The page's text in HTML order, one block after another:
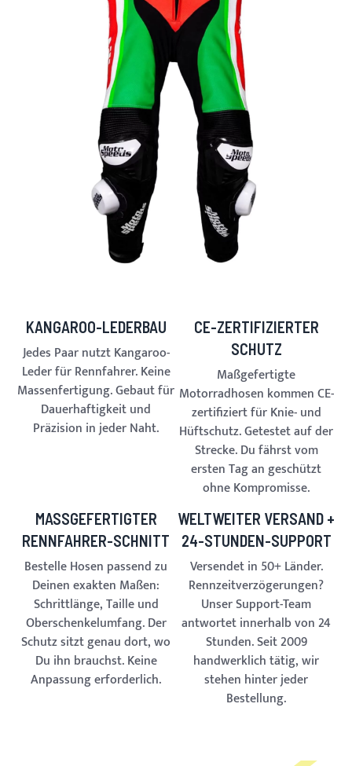
KANGAROO-LEDERBAU
Jedes Paar nutzt Kangaroo-
Leder für Rennfahrer. Keine
Massenfertigung. Gebaut für
Dauerhaftigkeit und
Präzision in jeder Naht.
CE-ZERTIFIZIERTER
SCHUTZ
Maßgefertigte
Motorradhosen kommen CE-
zertifiziert für Knie- und
Hüftschutz. Getestet auf der
Strecke. Du fährst vom
ersten Tag an geschützt
ohne Kompromisse.
MASSGEFERTIGTER R
ENNFAHRER-SCHNITT
Bestelle Hosen passend zu
Deinen exakten Maßen:
Schrittlänge, Taille und
Oberschenkelumfang. Der
Schutz sitzt genau dort, wo
Du ihn brauchst. Keine
Anpassung erforderlich.
WELTWEITER VERSAND +
24-STUNDEN-SUPPORT
Versendet in 50+ Länder.
Rennzeitverzögerungen?
Unser Support-Team
antwortet innerhalb von 24
Stunden. Seit 2009
handwerklich tätig, wir
stehen hinter jeder
Bestellung.